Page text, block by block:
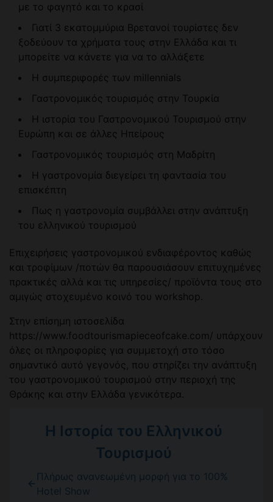
με το φαγητό και το κρασί
Γιατί 3 εκατομμύρια Βρετανοί τουρίστες δεν
ξοδεύουν τα χρήματα τους στην Ελλάδα και τι
μπορείτε να κάνετε για να το αλλάξετε
H συμπεριφορές των millennials
Γαστρονομικός τουρισμός στην Τουρκία
Η ιστορία του Γαστρονομικού Τουρισμού στην
Ευρώπη και σε άλλες Ηπείρους
Γαστρονομικός τουρισμός στη Μαδρίτη
Η γαστρονομία διεγείρει τη φαντασία του
επισκέπτη
Πως η γαστρονομία συμβάλλει στην ανάπτυξη
του ελληνικού τουρισμού
Επιχειρήσεις γαστρονομικού ενδιαφέροντος καθώς
και τροφίμων /ποτών θα παρουσιάσουν επιτυχημένες
πρακτικές αλλά και τις υπηρεσίες/ προϊόντα τους στο
αμιγώς στοχευμένο κοινό του workshop.
Στην επίσημη ιστοσελίδα
https://www.foodtourismapieceofcake.com/ υπάρχουν
όλες οι πληροφορίες για συμμετοχή στο τόσο
σημαντικό αυτό γεγονός, που στηρίζει την ανάπτυξη
του γαστρονομικού τουρισμού στην περιοχή της
Θράκης και στην Ελλάδα γενικότερα.
Η Ιστορία του Ελληνικού
Τουρισμού
Πλήρως ανανεωμένη μορφή για το 100%
Hotel Show